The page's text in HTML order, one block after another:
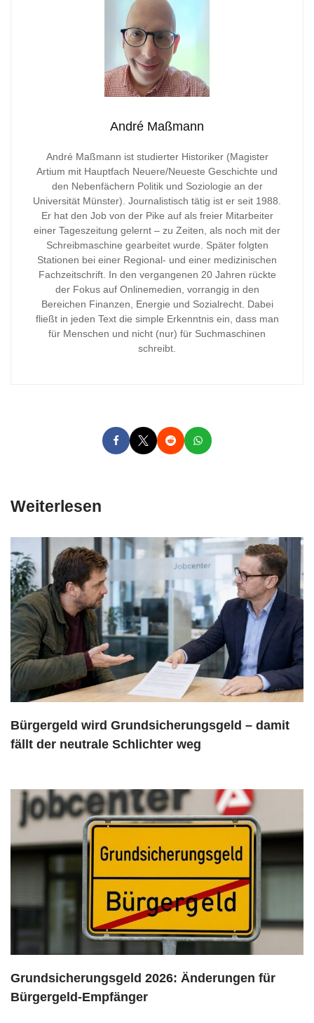
André Maßmann
André Maßmann ist studierter Historiker (Magister
Artium mit Hauptfach Neuere/Neueste Geschichte und
den Nebenfächern Politik und Soziologie an der
Universität Münster). Journalistisch tätig ist er seit 1988.
Er hat den Job von der Pike auf als freier Mitarbeiter
einer Tageszeitung gelernt – zu Zeiten, als noch mit der
Schreibmaschine gearbeitet wurde. Später folgten
Stationen bei einer Regional- und einer medizinischen
Fachzeitschrift. In den vergangenen 20 Jahren rückte
der Fokus auf Onlinemedien, vorrangig in den
Bereichen Finanzen, Energie und Sozialrecht. Dabei
fließt in jeden Text die simple Erkenntnis ein, dass man
für Menschen und nicht (nur) für Suchmaschinen
schreibt.
Weiterlesen
Bürgergeld wird Grundsicherungsgeld – damit
fällt der neutrale Schlichter weg
Grundsicherungsgeld 2026: Änderungen für
Bürgergeld-Empfänger